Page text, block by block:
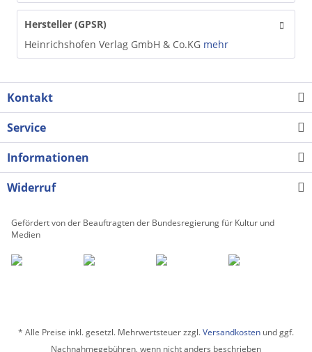
Hersteller (GPSR)
Heinrichshofen Verlag GmbH & Co.KG mehr
Kontakt
Service
Informationen
Widerruf
Gefördert von der Beauftragten der Bundesregierung für Kultur und
Medien
* Alle Preise inkl. gesetzl. Mehrwertsteuer zzgl.Versandkosten und ggf.
Nachnahmegebühren, wenn nicht anders beschrieben